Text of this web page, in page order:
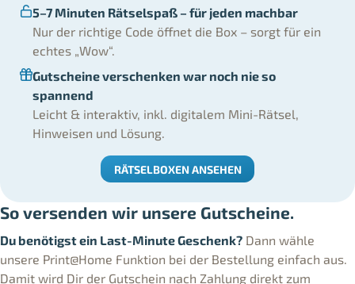
5–7 Minuten Rätselspaß – für jeden machbar
Nur der richtige Code öffnet die Box – sorgt für ein
echtes „Wow“.
Gutscheine verschenken war noch nie so
spannend
Leicht & interaktiv, inkl. digitalem Mini-Rätsel,
Hinweisen und Lösung.
RÄTSELBOXEN ANSEHEN
So versenden wir unsere Gutscheine.
Du benötigst ein Last-Minute Geschenk? Dann wähle
unsere Print@Home Funktion bei der Bestellung einfach aus.
Damit wird Dir der Gutschein nach Zahlung direkt zum